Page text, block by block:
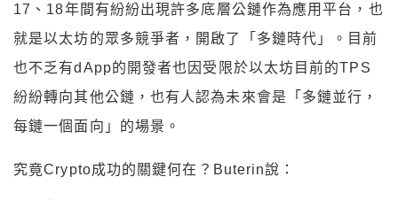
17、18年間有紛紛出現許多底層公鏈作為應用平台，也
就是以太坊的眾多競爭者，開啟了「多鏈時代」。目前
也不乏有dApp的開發者也因受限於以太坊目前的TPS
紛紛轉向其他公鏈，也有人認為未來會是「多鏈並行，
每鏈一個面向」的場景。
究竟Crypto成功的關鍵何在？Buterin說：